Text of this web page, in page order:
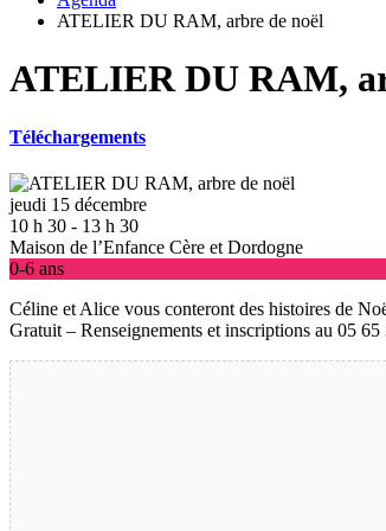
ATELIER DU RAM, arbre de noël
ATELIER DU RAM,
Téléchargements
jeudi 15 décembre
10 h 30 - 13 h 30
Maison de l’Enfance Cère et Dordogne
0-6 ans
Céline et Alice vous conteront des histoires de
Gratuit – Renseignements et inscriptions au 05 65